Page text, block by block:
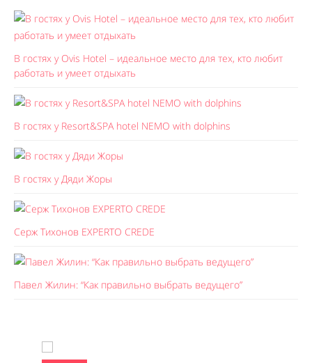
В гостях у Ovis Hotel – идеальное место для тех, кто любит
работать и умеет отдыхать
В гостях у Resort&SPA hotel NEMO with dolphins
В гостях у Дяди Жоры
Серж Тихонов EXPERTO CREDE
Павел Жилин: “Как правильно выбрать ведущего”